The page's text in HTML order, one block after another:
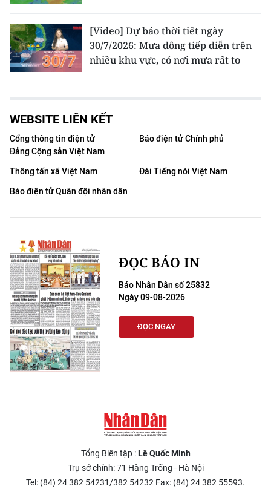
[Video] Dự báo thời tiết ngày
30/7/2026: Mưa dông tiếp diễn trên
nhiều khu vực, có nơi mưa rất to
WEBSITE LIÊN KẾT
Cổng thông tin điện tử
Đảng Cộng sản Việt Nam
Báo điện tử Chính phủ
Thông tấn xã Việt Nam
Đài Tiếng nói Việt Nam
Báo điện tử Quân đội nhân dân
ĐỌC BÁO IN
Báo Nhân Dân số 25832
Ngày 09-08-2026
ĐỌC NGAY
Tổng Biên tập :Lê Quốc Minh
Trụ sở chính: 71 Hàng Trống - Hà Nội
Tel: (84) 24 382 54231/382 54232 Fax: (84) 24 382 55593.